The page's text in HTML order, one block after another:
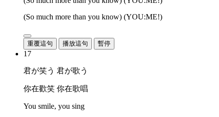
(So much more than you know) (YOU:ME!)
重覆這句 播放這句 暫停
17
君が笑う 君が歌う
你在歡笑 你在歌唱
You smile, you sing